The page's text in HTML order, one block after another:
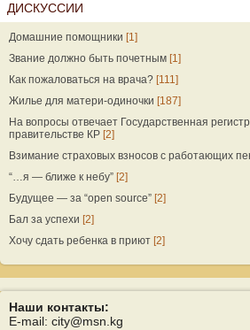
ДИСКУССИИ
Домашние помощники [1]
Звание должно быть почетным [1]
Как пожаловаться на врача? [111]
Жилье для матери-одиночки [187]
На вопросы отвечает Государственная
правительстве КР [2]
Взимание страховых взносов с работающих
“…я — ближе к небу” [2]
Будущее — за “open source” [2]
Бал за успехи [2]
Хочу сдать ребенка в приют [2]
Наши контакты:
E-mail: city@msn.kg